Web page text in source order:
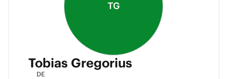
TG
Tobias Gregorius
DE